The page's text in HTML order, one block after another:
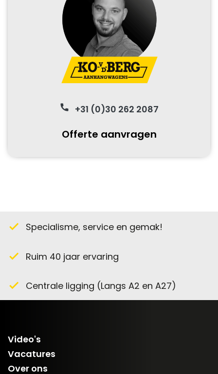
phone +31 (0)30 262 2087
Offerte aanvragen
check Specialisme, service en gemak!
check Ruim 40 jaar ervaring
check Centrale ligging (Langs A2 en A27)
Video's
Vacatures
Over ons